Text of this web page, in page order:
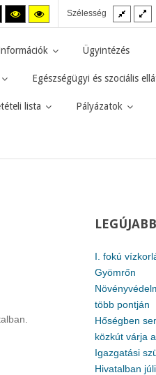
Magas
kontraszt
mód.
Magas
kontraszt
mód.
Szélesség
Fix
Ügyintézés
Egészségügyi és szociális
lista Pályázatok
LEGÚJABB
I. fokú
Gyömrőn
több pontján
Hőségben
közkút várja
Igazgatási
Hivatalban